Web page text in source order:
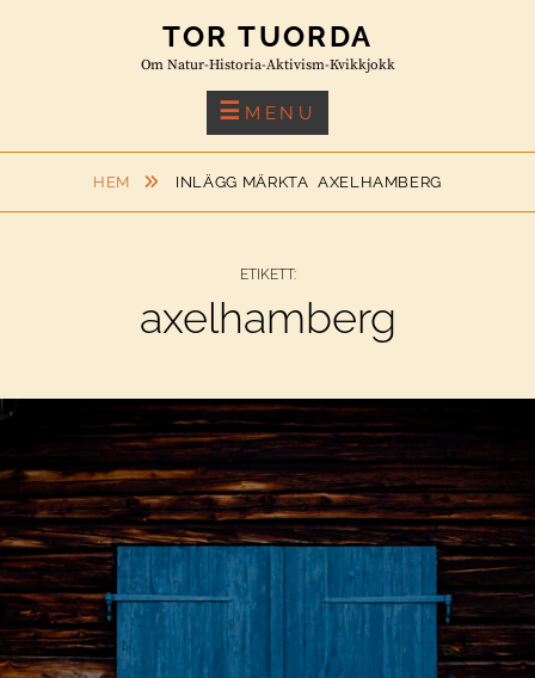
TOR TUORDA
Om Natur-Historia-Aktivism-Kvikkjokk
MENU
HEM INLÄGG MÄRKTA AXELHAMBERG
ETIKETT:
axelhamberg